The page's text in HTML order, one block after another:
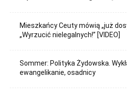
Mieszkańcy Ceuty mówią „już
„Wyrzucić nielegalnych!” [VIDEO]
Sommer: Polityka Żydowska.
ewangelikanie, osadnicy